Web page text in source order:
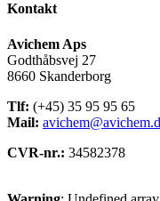
Kontakt
Avichem Aps
Godthåbsvej 27
8660 Skanderborg
Tlf: (+45) 35 95 95 65
Mail:
CVR-nr.: 34582378